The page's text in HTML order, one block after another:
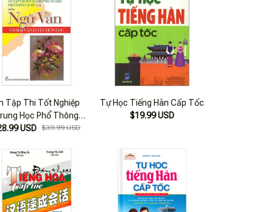
Tập Thi Tốt Nghiệp
Học Phổ Thông
Gia Môn Ngữ Văn -
USD $39.99 USD
Tự Học Tiếng Hàn Cấp Tốc
$19.99 USD